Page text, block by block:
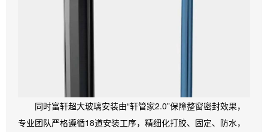
同时富轩超大玻璃安装由“轩管家2.0”保障整窗密封效果，
专业团队严格遵循18道安装工序，精细化打胶、固定、防水，